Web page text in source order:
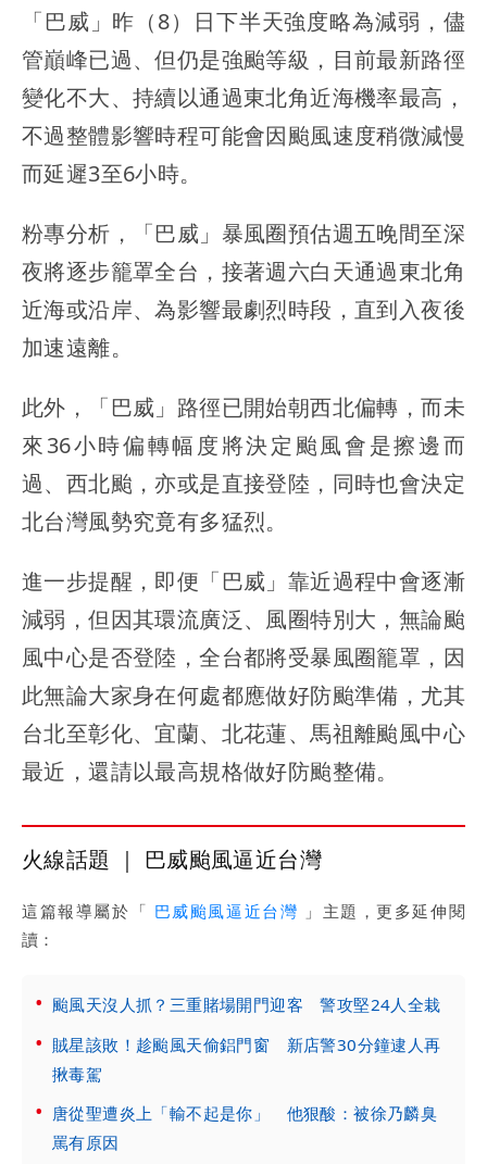
「巴威」昨（8）日下半天強度略為減弱，儘
管巔峰已過、但仍是強颱等級，目前最新路徑
變化不大、持續以通過東北角近海機率最高，
不過整體影響時程可能會因颱風速度稍微減慢
而延遲3至6小時。
粉專分析，「巴威」暴風圈預估週五晚間至深
夜將逐步籠罩全台，接著週六白天通過東北角
近海或沿岸、為影響最劇烈時段，直到入夜後
加速遠離。
此外，「巴威」路徑已開始朝西北偏轉，而未
來36小時偏轉幅度將決定颱風會是擦邊而
過、西北颱，亦或是直接登陸，同時也會決定
北台灣風勢究竟有多猛烈。
進一步提醒，即便「巴威」靠近過程中會逐漸
減弱，但因其環流廣泛、風圈特別大，無論颱
風中心是否登陸，全台都將受暴風圈籠罩，因
此無論大家身在何處都應做好防颱準備，尤其
台北至彰化、宜蘭、北花蓮、馬祖離颱風中心
最近，還請以最高規格做好防颱整備。
火線話題 ｜ 巴威颱風逼近台灣
這篇報導屬於「 巴威颱風逼近台灣 」主題，更多延伸閱
讀：
颱風天沒人抓？三重賭場開門迎客 警攻堅24人全栽
賊星該敗！趁颱風天偷鋁門窗 新店警30分鐘逮人再
揪毒駕
唐從聖遭炎上「輸不起是你」 他狠酸：被徐乃麟臭
罵有原因